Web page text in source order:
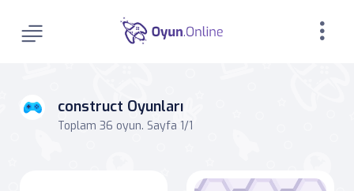
construct Oyunları
Toplam 36 oyun. Sayfa 1/1